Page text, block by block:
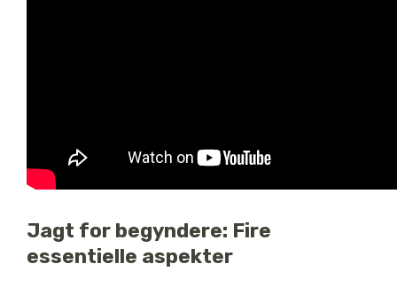
Jagt for begyndere: Fire
essentielle aspekter